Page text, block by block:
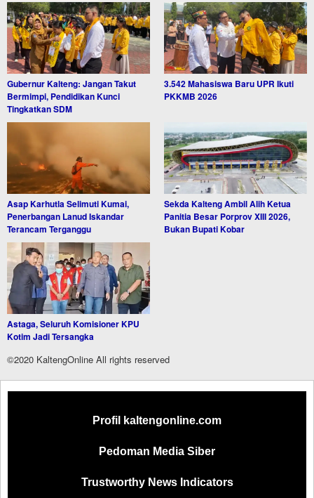
Gubernur Kalteng: Jangan Takut
Bermimpi, Pendidikan Kunci
Tingkatkan SDM
3.542 Mahasiswa Baru UPR Ikuti
PKKMB 2026
Asap Karhutla Selimuti Kumai,
Penerbangan Lanud Iskandar
Terancam Terganggu
Sekda Kalteng Ambil Alih Ketua
Panitia Besar Porprov XIII 2026,
Bukan Bupati Kobar
Astaga, Seluruh Komisioner KPU
Kotim Jadi Tersangka
©2020 KaltengOnline All rights reserved
Profil kaltengonline.com
Pedoman Media Siber
Trustworthy News Indicators